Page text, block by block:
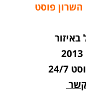
השרון פוסט
7